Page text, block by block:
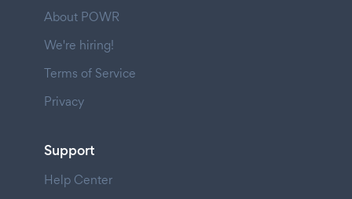
About POWR
We're hiring!
Terms of Service
Privacy
Support
Help Center